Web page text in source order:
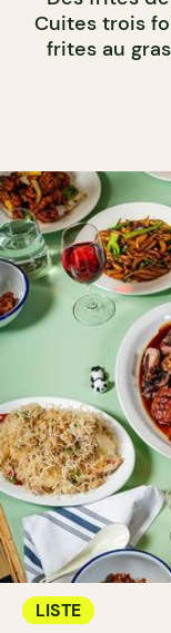
Cuites trois
frites au
LISTE